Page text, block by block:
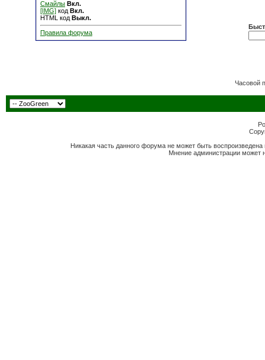
Смайлы Вкл.
[IMG] код Вкл.
HTML код Выкл.
Правила форума
Часовой
Никакая часть данного форума не может быть
Мнение администрации может